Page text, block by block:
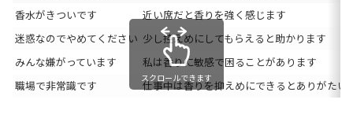
香水がきついです
近い席だと香りを強く感じます
迷惑なのでやめてください 少し控えめにしてもらえると助かります
みんな嫌がっています
私は香りに敏感で困ることがあります
職場で非常識です
仕事中は香りを抑えめにできるとありがたい
スクロールできます